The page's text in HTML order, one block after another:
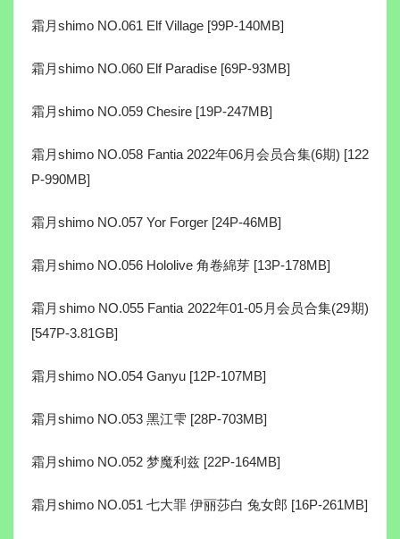
霜月shimo NO.061 Elf Village [99P-140MB]
霜月shimo NO.060 Elf Paradise [69P-93MB]
霜月shimo NO.059 Chesire [19P-247MB]
霜月shimo NO.058 Fantia 2022年06月会员合集(6期) [122
P-990MB]
霜月shimo NO.057 Yor Forger [24P-46MB]
霜月shimo NO.056 Hololive 角卷綿芽 [13P-178MB]
霜月shimo NO.055 Fantia 2022年01-05月会员合集(29期)
[547P-3.81GB]
霜月shimo NO.054 Ganyu [12P-107MB]
霜月shimo NO.053 黑江雫 [28P-703MB]
霜月shimo NO.052 梦魔利兹 [22P-164MB]
霜月shimo NO.051 七大罪 伊丽莎白 兔女郎 [16P-261MB]